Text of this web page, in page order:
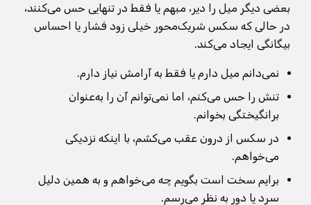
بعضی دیگر میل را دیر، مبهم یا فقط در تنهایی حس می‌کنند،
در حالی که سکس شریک‌محور خیلی زود فشار یا احساس
بیگانگی ایجاد می‌کند.
نمی‌دانم میل دارم یا فقط به آرامش نیاز دارم.
تنش را حس می‌کنم، اما نمی‌توانم آن را به‌عنوان
برانگیختگی بخوانم.
در سکس از درون عقب می‌کشم، با اینکه نزدیکی
می‌خواهم.
برایم سخت است بگویم چه می‌خواهم و به همین دلیل
سرد یا دور به نظر می‌رسم.